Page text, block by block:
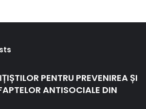
PENTRU PREVENIREA ȘI
ANTISOCIALE DIN